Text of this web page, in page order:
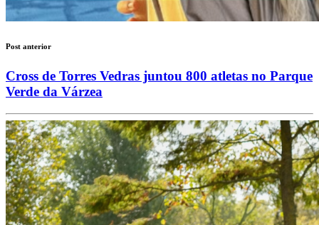
Post anterior
Cross de Torres Vedras juntou 800 atletas no Parque
Verde da Várzea